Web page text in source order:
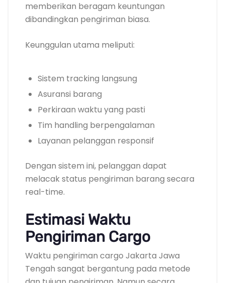
memberikan beragam keuntungan
dibandingkan pengiriman biasa.
Keunggulan utama meliputi:
Sistem tracking langsung
Asuransi barang
Perkiraan waktu yang pasti
Tim handling berpengalaman
Layanan pelanggan responsif
Dengan sistem ini, pelanggan dapat
melacak status pengiriman barang secara
real-time.
Estimasi Waktu
Pengiriman Cargo
Waktu pengiriman cargo Jakarta Jawa
Tengah sangat bergantung pada metode